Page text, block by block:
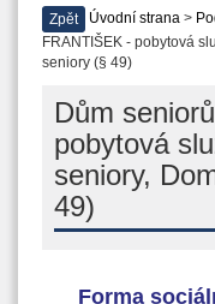
Zpět Úvodní strana >
FRANTIŠEK - pobytová
seniory (§ 49)
Dům
pobytová
seniory,
49)
Forma